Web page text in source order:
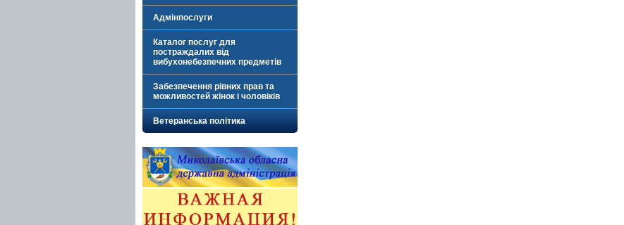
Адмінпослуги
Каталог послуг для
постраждалих від
вибухонебезпечних предметів
Забезпечення рівних прав та
можливостей жінок і чоловіків
Ветеранська політика